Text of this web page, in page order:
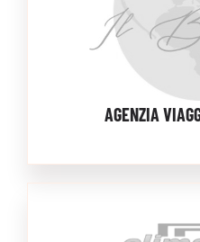
AGENZIA